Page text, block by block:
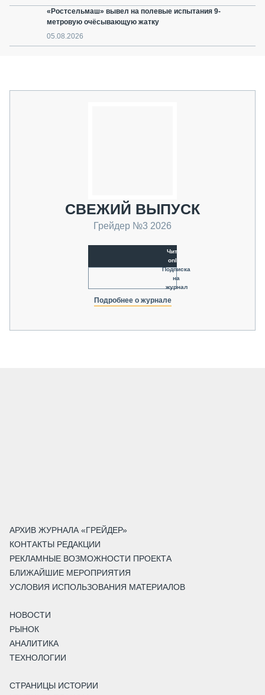
«Ростсельмаш» вывел на полевые испытания 9-
метровую очёсывающую жатку
05.08.2026
СВЕЖИЙ ВЫПУСК
Грейдер №3 2026
Читать
online
Подписка
на
журнал
Подробнее о журнале
АРХИВ ЖУРНАЛА «ГРЕЙДЕР»
КОНТАКТЫ РЕДАКЦИИ
РЕКЛАМНЫЕ ВОЗМОЖНОСТИ ПРОЕКТА
БЛИЖАЙШИЕ МЕРОПРИЯТИЯ
УСЛОВИЯ ИСПОЛЬЗОВАНИЯ МАТЕРИАЛОВ
НОВОСТИ
РЫНОК
АНАЛИТИКА
ТЕХНОЛОГИИ
СТРАНИЦЫ ИСТОРИИ